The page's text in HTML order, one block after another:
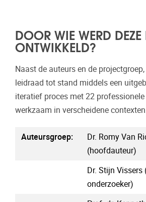
DOOR WIE WERD
ONTWIKKELD?
Naast de auteurs en de
leidraad tot stand middels een
iteratief proces met 22 professionele
werkzaam in verscheidene
Auteursgroep:
Dr. Romy Van
(hoofdauteur)
Dr. Stijn Vissers
onderzoeker)